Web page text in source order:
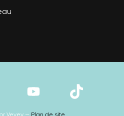
Vevey — Plan de site